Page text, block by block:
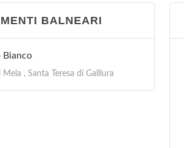
BALNEARI
Bianco
Mela , Santa Teresa di Galllura